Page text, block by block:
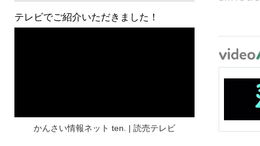
日本地図 海
テレビでご紹介いただきました！
かんさい情報ネット ten. | 読売テレビ